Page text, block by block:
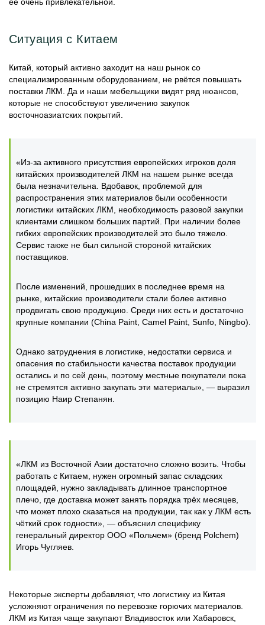
Ситуация с Китаем
Китай, который активно заходит на наш рынок со
специализированным оборудованием, не рвётся повышать
поставки ЛКМ. Да и наши мебельщики видят ряд нюансов,
которые не способствуют увеличению закупок
восточноазиатских покрытий.
«Из-за активного присутствия европейских игроков доля
китайских производителей ЛКМ на нашем рынке всегда
была незначительна. Вдобавок, проблемой для
распространения этих материалов были особенности
логистики китайских ЛКМ, необходимость разовой закупки
клиентами слишком больших партий. При наличии более
гибких европейских производителей это было тяжело.
Сервис также не был сильной стороной китайских
поставщиков.
После изменений, прошедших в последнее время на
рынке, китайские производители стали более активно
продвигать свою продукцию. Среди них есть и достаточно
крупные компании (China Paint, Camel Paint, Sunfo, Ningbo).
Однако затруднения в логистике, недостатки сервиса и
опасения по стабильности качества поставок продукции
остались и по сей день, поэтому местные покупатели пока
не стремятся активно закупать эти материалы», — выразил
позицию Наир Степанян.
«ЛКМ из Восточной Азии достаточно сложно возить. Чтобы
работать с Китаем, нужен огромный запас складских
площадей, нужно закладывать длинное транспортное
плечо, где доставка может занять порядка трёх месяцев,
что может плохо сказаться на продукции, так как у ЛКМ есть
чёткий срок годности», — объяснил специфику
генеральный директор ООО «Польчем» (бренд Polchem)
Игорь Чугляев.
Некоторые эксперты добавляют, что логистику из Китая
усложняют ограничения по перевозке горючих материалов.
ЛКМ из Китая чаще закупают Владивосток или Хабаровск,